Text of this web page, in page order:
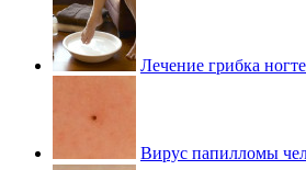
Лечение грибка
Вирус папилломы